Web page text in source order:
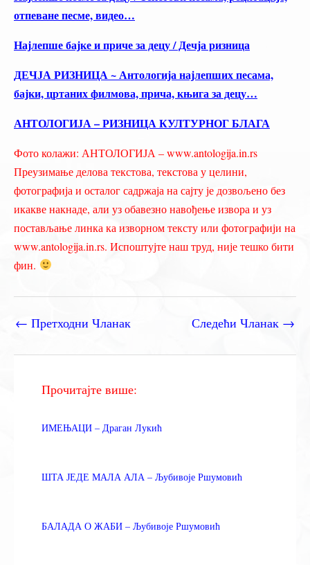
отпеване песме, видео…
Најлепше бајке и приче за децу / Дечја ризница
ДЕЧЈА РИЗНИЦА ~ Антологија најлепших песама,
бајки, цртаних филмова, прича, књига за децу…
АНТОЛОГИЈА – РИЗНИЦА КУЛТУРНОГ БЛАГА
Фото колажи: АНТОЛОГИЈА – www.antologija.in.rs
Преузимање делова текстова, текстова у целини,
фотографија и осталог садржаја на сајту је дозвољено без
икакве накнаде, али уз обавезно навођење извора и уз
постављање линка ка изворном тексту или фотографији на
www.antologija.in.rs. Испоштујте наш труд, није тешко бити
фин.
← Претходни Чланак Следећи Чланак →
Прочитајте више:
ИМЕЊАЦИ – Драган Лукић
ШТА ЈЕДЕ МАЛА АЛА – Љубивоје Ршумовић
БАЛАДА О ЖАБИ – Љубивоје Ршумовић